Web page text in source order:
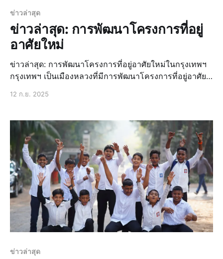
ข่าวล่าสุด
ข่าวล่าสุด: การพัฒนาโครงการที่อยู่
อาศัยใหม่
ข่าวล่าสุด: การพัฒนาโครงการที่อยู่อาศัยใหม่ในกรุงเทพฯ
กรุงเทพฯ เป็นเมืองหลวงที่มีการพัฒนาโครงการที่อยู่อาศัย
12 ก.ย. 2025
ข่าวล่าสุด